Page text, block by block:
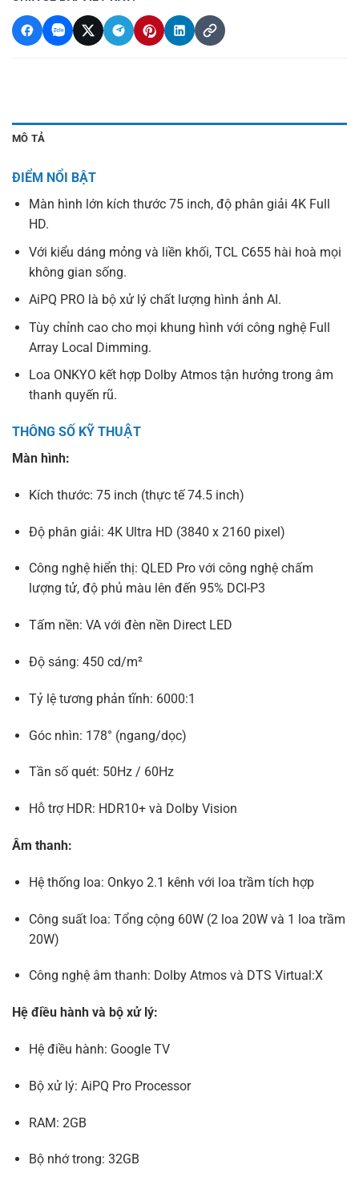
MÔ TẢ
ĐIỂM NỔI BẬT
Màn hình lớn kích thước 75 inch, độ phân giải 4K Full
HD.
Với kiểu dáng mỏng và liền khối, TCL C655 hài hoà mọi
không gian sống.
AiPQ PRO là bộ xử lý chất lượng hình ảnh AI.
Tùy chỉnh cao cho mọi khung hình với công nghệ Full
Array Local Dimming.
Loa ONKYO kết hợp Dolby Atmos tận hưởng trong âm
thanh quyến rũ.
THÔNG SỐ KỸ THUẬT
Màn hình:
Kích thước: 75 inch (thực tế 74.5 inch)
Độ phân giải: 4K Ultra HD (3840 x 2160 pixel)
Công nghệ hiển thị: QLED Pro với công nghệ chấm
lượng tử, độ phủ màu lên đến 95% DCI-P3
Tấm nền: VA với đèn nền Direct LED
Độ sáng: 450 cd/m²
Tỷ lệ tương phản tĩnh: 6000:1
Góc nhìn: 178° (ngang/dọc)
Tần số quét: 50Hz / 60Hz
Hỗ trợ HDR: HDR10+ và Dolby Vision
Âm thanh:
Hệ thống loa: Onkyo 2.1 kênh với loa trầm tích hợp
Công suất loa: Tổng cộng 60W (2 loa 20W và 1 loa trầm
20W)
Công nghệ âm thanh: Dolby Atmos và DTS Virtual:X
Hệ điều hành và bộ xử lý:
Hệ điều hành: Google TV​
Bộ xử lý: AiPQ Pro Processor
RAM: 2GB
Bộ nhớ trong: 32GB